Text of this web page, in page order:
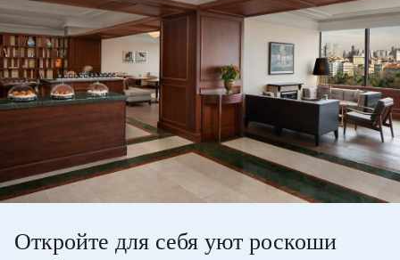
Откройте для себя уют роскоши